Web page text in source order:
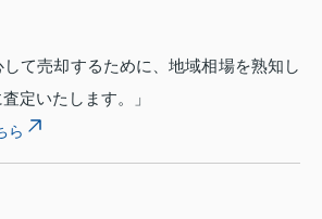
して売却するために、地域相場を熟知し
定いたします。」
ら